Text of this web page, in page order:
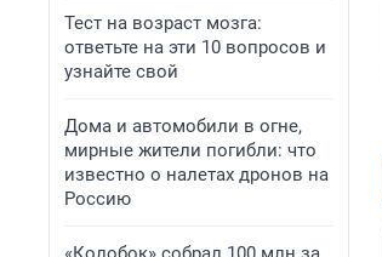
Тест на возраст мозга:
ответьте на эти 10 вопросов и
узнайте свой
Дома и автомобили в огне,
мирные жители погибли: что
известно о налетах дронов на
Россию